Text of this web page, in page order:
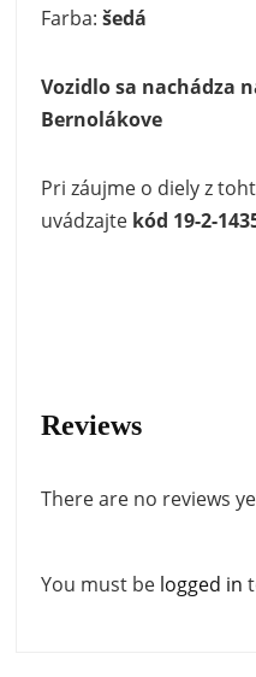
Farba:šedá
Vozidlo sa nachádza
Bernolákove
Pri záujme o diely z
uvádzajte kód 19-2-
Reviews
There are no reviews
You must be logged in